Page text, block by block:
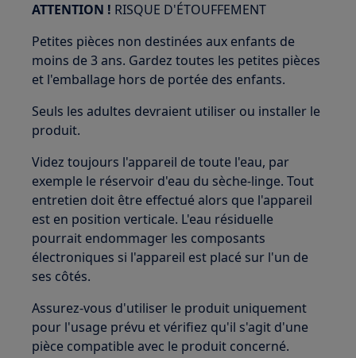
ATTENTION ! RISQUE D'ÉTOUFFEMENT
Petites pièces non destinées aux enfants de
moins de 3 ans. Gardez toutes les petites pièces
et l'emballage hors de portée des enfants.
Seuls les adultes devraient utiliser ou installer le
produit.
Videz toujours l'appareil de toute l'eau, par
exemple le réservoir d'eau du sèche-linge. Tout
entretien doit être effectué alors que l'appareil
est en position verticale. L'eau résiduelle
pourrait endommager les composants
électroniques si l'appareil est placé sur l'un de
ses côtés.
Assurez-vous d'utiliser le produit uniquement
pour l'usage prévu et vérifiez qu'il s'agit d'une
pièce compatible avec le produit concerné.